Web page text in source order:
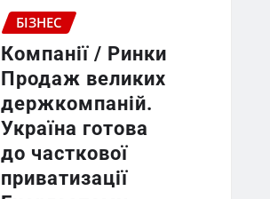
БІЗНЕС
Компанії / Ринки
Продаж великих
держкомпаній.
Україна готова
до часткової
приватизації